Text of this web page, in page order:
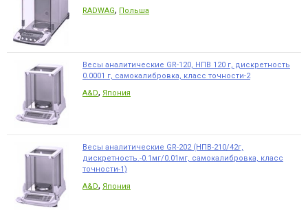
RADWAG, Польша
Весы аналитические GR-120, НПВ 120 г, дискретность
0.0001 г, самокалибровка, класс точности-2
A&D, Япония
Весы аналитические GR-202 (НПВ-210/42г,
дискретность.-0.1мг/0.01мг, самокалибровка, класс
точности-1)
A&D, Япония